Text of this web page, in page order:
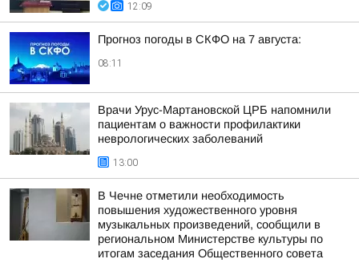
12:09
Прогноз погоды в СКФО на 7 августа:
08:11
Врачи Урус-Мартановской ЦРБ напомнили
пациентам о важности профилактики
неврологических заболеваний
13:00
В Чечне отметили необходимость
повышения художественного уровня
музыкальных произведений, сообщили в
региональном Министерстве культуры по
итогам заседания Общественного совета